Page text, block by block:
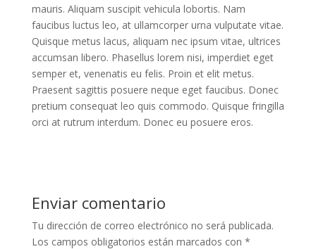
mauris. Aliquam suscipit vehicula lobortis. Nam
faucibus luctus leo, at ullamcorper urna vulputate vitae.
Quisque metus lacus, aliquam nec ipsum vitae, ultrices
accumsan libero. Phasellus lorem nisi, imperdiet eget
semper et, venenatis eu felis. Proin et elit metus.
Praesent sagittis posuere neque eget faucibus. Donec
pretium consequat leo quis commodo. Quisque fringilla
orci at rutrum interdum. Donec eu posuere eros.
Enviar comentario
Tu dirección de correo electrónico no será publicada.
Los campos obligatorios están marcados con *